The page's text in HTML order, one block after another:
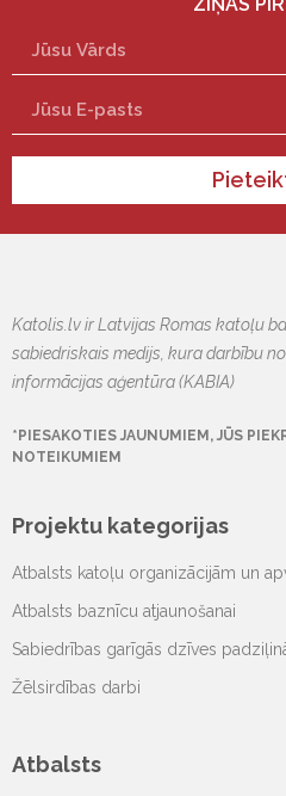
Katolis.lv ir Latvijas Romas katoļu
sabiedriskais medijs, kura darbību
informācijas aģentūra (KABIA)
*PIESAKOTIES JAUNUMIEM, JŪS
NOTEIKUMIEM
Projektu kategorijas
Atbalsts katoļu organizācijām un
Atbalsts baznīcu atjaunošanai
Sabiedrības garīgās dzīves
Žēlsirdības darbi
Atbalsts